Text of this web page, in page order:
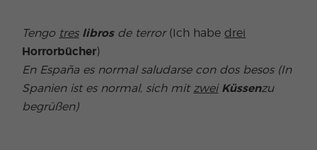
Tengo tres librosde terror (Ich habedrei
Horrorbücher)
En España es normal saludarse con dos besos (In
Spanien ist es normal, sich mit zwei Küssenzu
begrüßen)